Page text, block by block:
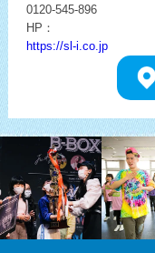
0120-545-896
HP：
https://sl-i.co.jp